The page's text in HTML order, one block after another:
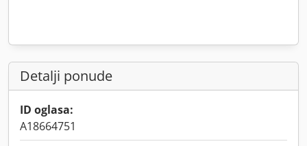
Detalji ponude
ID oglasa:
A18664751